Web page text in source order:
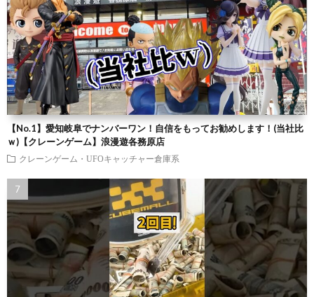
【No.1】愛知岐阜でナンバーワン！自信をもってお勧めします！(当社比
ｗ)【クレーンゲーム】浪漫遊各務原店
クレーンゲーム・UFOキャッチャー倉庫系